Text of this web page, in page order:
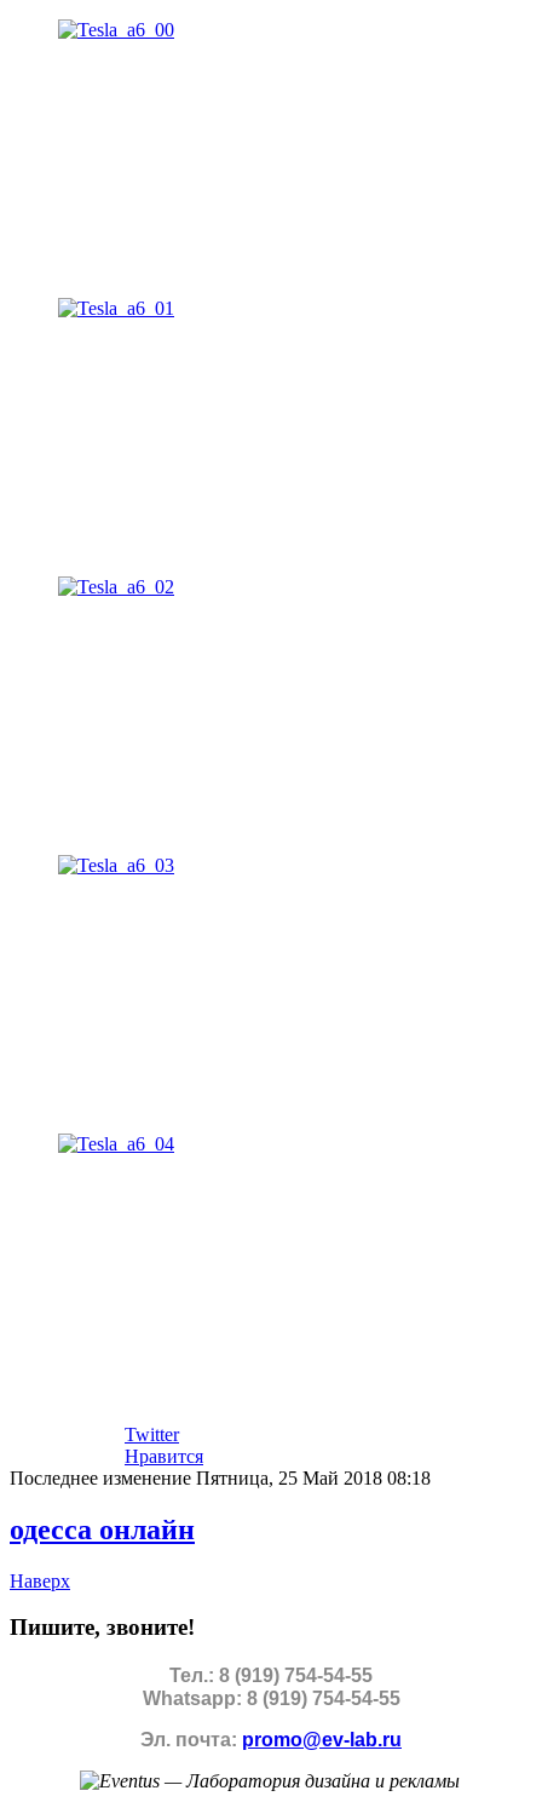
Twitter
Нравится
Последнее изменение Пятница, 25 Май 2018 08:18
одесса онлайн
Наверх
Пишите, звоните!
Тел.: 8 (919) 754-54-55
Whatsapp: 8 (919) 754-54-55
Эл. почта: promo@ev-lab.ru